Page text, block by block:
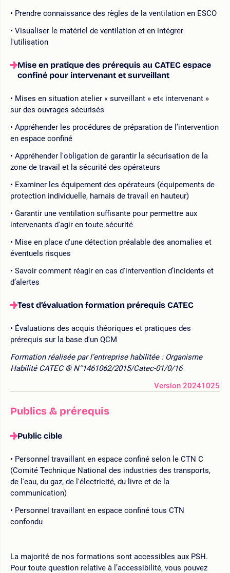
Prendre connaissance des règles de la ventilation en ESCO
Visualiser le matériel de ventilation et en intégrer
l'utilisation
Mise en pratique des prérequis au CATEC espace
confiné pour intervenant et surveillant
Mises en situation atelier « surveillant » et« intervenant »
sur des ouvrages sécurisés
Appréhender les procédures de préparation de l’intervention
en espace confiné
Appréhender l'obligation de garantir la sécurisation de la
zone de travail et la sécurité des opérateurs
Examiner les équipement des opérateurs (équipements de
protection individuelle, harnais de travail en hauteur)
Garantir une ventilation suffisante pour permettre aux
intervenants d'agir en toute sécurité
Mise en place d'une détection préalable des anomalies et
éventuels risques
Savoir comment réagir en cas d'intervention d’incidents et
d’alertes
Test d’évaluation formation prérequis CATEC
Évaluations des acquis théoriques et pratiques des
prérequis sur la base d'un QCM
Formation réalisée par l’entreprise habilitée : Organisme
Habilité CATEC ® N°1461062/2015/Catec-01/0/16
Version 20241025
Publics & prérequis
Public cible
Personnel travaillant en espace confiné selon le CTN C
(Comité Technique National des industries des transports,
de l'eau, du gaz, de l'électricité, du livre et de la
communication)
Personnel travaillant en espace confiné tous CTN
confondu
La majorité de nos formations sont accessibles aux PSH.
Pour toute question relative à l’accessibilité, vous pouvez